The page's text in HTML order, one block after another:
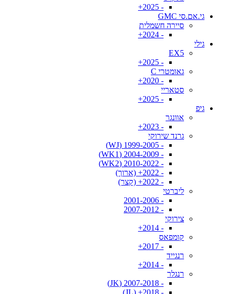
- 2025+
גי.אם.סי GMC
סיירה חשמלית
- 2024+
גילי
EX5
- 2025+
גאומטרי C
- 2020+
סטאריי
- 2025+
גיפ
אוונגר
- 2023+
גרנד שירוקי
- 1999-2005 (WJ)
- 2004-2009 (WK1)
- 2010-2022 (WK2)
- 2022+ (ארוך)
- 2022+ (קצר)
ליברטי
- 2001-2006
- 2007-2012
צירוקי
- 2014+
קומפאס
- 2017+
רנגייד
- 2014+
רנגלר
- 2007-2018 (JK)
- 2018+ (JL)